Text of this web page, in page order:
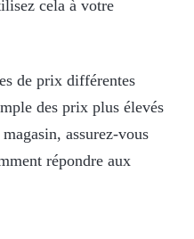
cela à votre
de prix différentes
des prix plus élevés
assurez-vous
répondre aux